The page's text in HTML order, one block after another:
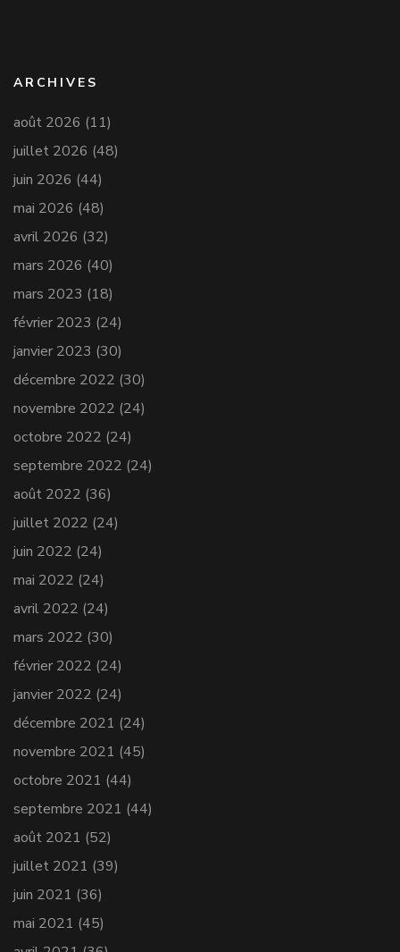
ARCHIVES
août 2026 (11)
juillet 2026 (48)
juin 2026 (44)
mai 2026 (48)
avril 2026 (32)
mars 2026 (40)
mars 2023 (18)
février 2023 (24)
janvier 2023 (30)
décembre 2022 (30)
novembre 2022 (24)
octobre 2022 (24)
septembre 2022 (24)
août 2022 (36)
juillet 2022 (24)
juin 2022 (24)
mai 2022 (24)
avril 2022 (24)
mars 2022 (30)
février 2022 (24)
janvier 2022 (24)
décembre 2021 (24)
novembre 2021 (45)
octobre 2021 (44)
septembre 2021 (44)
août 2021 (52)
juillet 2021 (39)
juin 2021 (36)
mai 2021 (45)